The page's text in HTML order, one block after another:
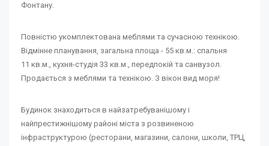
Фонтану.
Повністю укомплектована меблями та сучасною технікою.
Відмінне планування, загальна площа - 55 кв.м.: спальня
11 кв.м., кухня-студія 33 кв.м., передпокій та санвузол.
Продається з меблями та технікою. З вікон вид моря!
Будинок знаходиться в найзатребуванішому і
найпрестижнішому районі міста з розвиненою
інфраструктурою (ресторани, магазини, салони, школи, ТРЦ,